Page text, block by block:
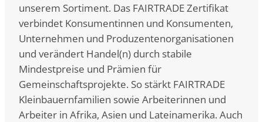
unserem Sortiment. Das FAIRTRADE Zertifikat
verbindet Konsumentinnen und Konsumenten,
Unternehmen und Produzentenorganisationen
und verändert Handel(n) durch stabile
Mindestpreise und Prämien für
Gemeinschaftsprojekte. So stärkt FAIRTRADE
Kleinbauernfamilien sowie Arbeiterinnen und
Arbeiter in Afrika, Asien und Lateinamerika. Auch